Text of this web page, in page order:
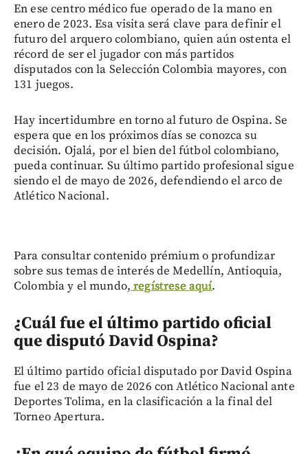
En ese centro médico fue operado de la mano en
enero de 2023. Esa visita será clave para definir el
futuro del arquero colombiano, quien aún ostenta el
récord de ser el jugador con más partidos
disputados con la Selección Colombia mayores, con
131 juegos.
Hay incertidumbre en torno al futuro de Ospina. Se
espera que en los próximos días se conozca su
decisión. Ojalá, por el bien del fútbol colombiano,
pueda continuar. Su último partido profesional sigue
siendo el de mayo de 2026, defendiendo el arco de
Atlético Nacional.
Para consultar contenido prémium o profundizar
sobre sus temas de interés de Medellín, Antioquia,
Colombia y el mundo, regístrese aquí.
¿Cuál fue el último partido oficial
que disputó David Ospina?
El último partido oficial disputado por David Ospina
fue el 23 de mayo de 2026 con Atlético Nacional ante
Deportes Tolima, en la clasificación a la final del
Torneo Apertura.